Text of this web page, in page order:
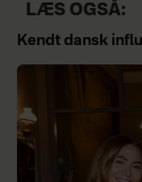
LÆS OGSÅ:
Kendt dansk